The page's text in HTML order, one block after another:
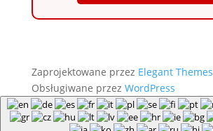
Zaprojektowane przez Elegant Themes
Obsługiwane przez WordPress